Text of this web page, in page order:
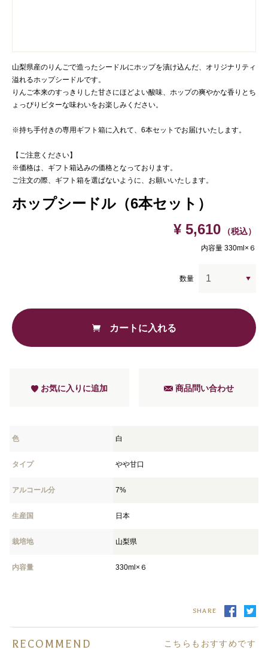
山梨県産のりんごで造ったシードルにホップを漬け込んだ、オリジナリティ
溢れるホップシードルです。
りんご本来のすっきりした甘さにほどよい酸味、ホップの爽やかな香りとち
ょっぴりビターな味わいをお楽しみください。
※持ち手付きの専用ギフト箱に入れて、6本セットでお届けいたします。
【ご注意ください】
※価格は、ギフト箱込みの価格となっております。
ご注文の際、ギフト箱を選ばないように、お願いいたします。
ホップシードル（6本セット）
¥ 5,610
（税込）
内容量 330ml×６
数量
カートに入れる
お気に入りに追加 商品問い合わせ
色 白
タイプ やや甘口
アルコール分 7%
生産国 日本
栽培地 山梨県
内容量 330ml×６
SHARE
RECOMMEND こちらもおすすめです